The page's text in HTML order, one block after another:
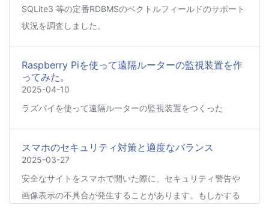
SQLite3 等の定番RDBMSのベクトルフィールドのサポート
状況を調査しました。
Raspberry Piを使って遠隔ルーターの監視装置を作
ってみた。
2025-04-10
ラズパイを使って遠隔ルーターの監視装置をつくった
スマホのセキュリティ対策と適度なバランス
2025-03-27
安全なサイトをスマホで開いた際に、セキュリティ警告や
画像表示の不具合が発生することがあります。もしかする